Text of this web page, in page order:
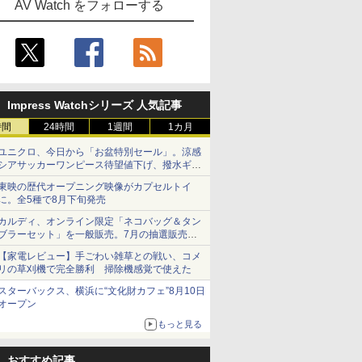
AV Watch をフォローする
Impress Watchシリーズ 人気記事
24時間 1週間 1カ月
ニクロ、今日から「お盆特別セール」。涼感
アサッカーワンピース待望値下げ、撥水ギア
ョーツは1990円に
映の歴代オープニング映像がカプセルトイ
。全5種で8月下旬発売
ルディ、オンライン限定「ネコバッグ＆タン
ラーセット」を一般販売。7月の抽選販売の
選無効分
家電レビュー】手ごわい雑草との戦い、コメ
の草刈機で完全勝利 掃除機感覚で使えた
ターバックス、横浜に“文化財カフェ”8月10日
ープン
もっと見る